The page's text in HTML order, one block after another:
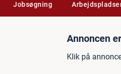
Jobsøgning
Annoncen
Klik på